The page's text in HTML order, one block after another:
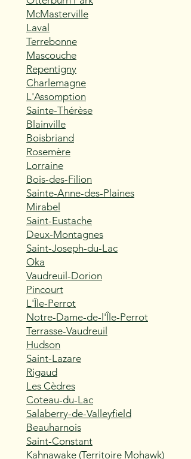
McMasterville
Laval
Terrebonne
Mascouche
Repentigny
Charlemagne
L'Assomption
Sainte-Thérèse
Blainville
Boisbriand
Rosemère
Lorraine
Bois-des-Filion
Sainte-Anne-des-Plaines
Mirabel
Saint-Eustache
Deux-Montagnes
Saint-Joseph-du-Lac
Oka
Vaudreuil-Dorion
Pincourt
L'Île-Perrot
Notre-Dame-de-l'Île-Perrot
Terrasse-Vaudreuil
Hudson
Saint-Lazare
Rigaud
Les Cèdres
Coteau-du-Lac
Salaberry-de-Valleyfield
Beauharnois
Saint-Constant
Kahnawake (Territoire Mohawk)